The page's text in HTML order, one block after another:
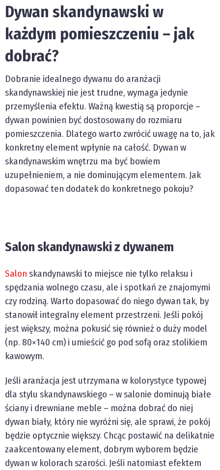
Dywan skandynawski w
każdym pomieszczeniu – jak
dobrać?
Dobranie idealnego dywanu do aranżacji
skandynawskiej nie jest trudne, wymaga jedynie
przemyślenia efektu. Ważną kwestią są proporcje –
dywan powinien być dostosowany do rozmiaru
pomieszczenia. Dlatego warto zwrócić uwagę na to, jak
konkretny element wpłynie na całość. Dywan w
skandynawskim wnętrzu ma być bowiem
uzupełnieniem, a nie dominującym elementem. Jak
dopasować ten dodatek do konkretnego pokoju?
Salon skandynawski z dywanem
Salon skandynawski to miejsce nie tylko relaksu i
spędzania wolnego czasu, ale i spotkań ze znajomymi
czy rodziną. Warto dopasować do niego dywan tak, by
stanowił integralny element przestrzeni. Jeśli pokój
jest większy, można pokusić się również o duży model
(np. 80×140 cm) i umieścić go pod sofą oraz stolikiem
kawowym.
Jeśli aranżacja jest utrzymana w kolorystyce typowej
dla stylu skandynawskiego – w salonie dominują białe
ściany i drewniane meble – można dobrać do niej
dywan biały, który nie wyróżni się, ale sprawi, że pokój
będzie optycznie większy. Chcąc postawić na delikatnie
zaakcentowany element, dobrym wyborem będzie
dywan w kolorach szarości. Jeśli natomiast efektem